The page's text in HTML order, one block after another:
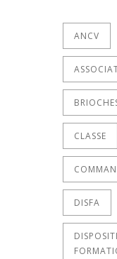
ANCV
CLASSE
DISFA